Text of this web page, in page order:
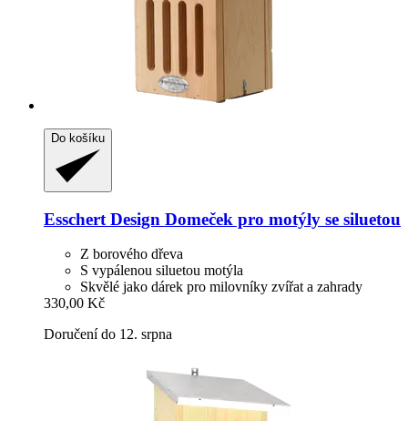
Do košíku
Esschert Design Domeček pro motýly se siluetou
Z borového dřeva
S vypálenou siluetou motýla
Skvělé jako dárek pro milovníky zvířat a zahrady
330,00 Kč
Doručení do 12. srpna